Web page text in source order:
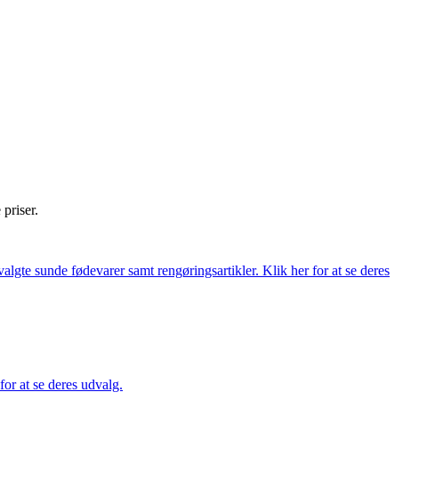
sunde fødevarer samt rengøringsartikler. Klik her for at se deres
at se deres udvalg.